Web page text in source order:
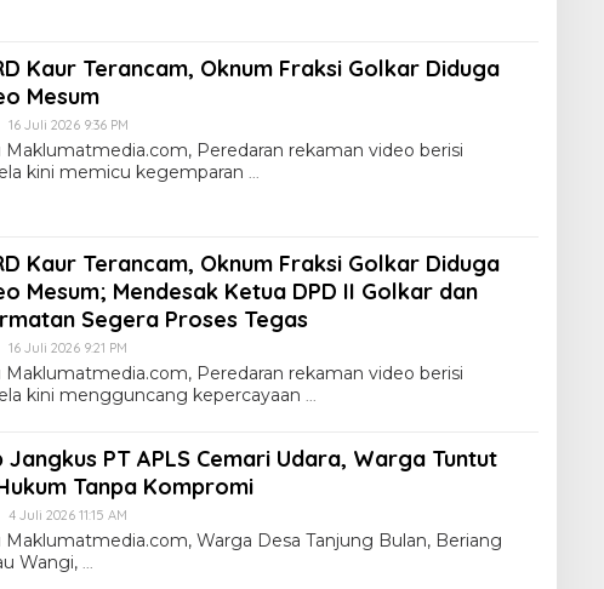
Kaur Terancam, Oknum Fraksi Golkar Diduga
Mesum
16 Juli 2026 9:36 PM
Maklumatmedia.com, Peredaran rekaman video berisi
kini memicu kegemparan
Kaur Terancam, Oknum Fraksi Golkar Diduga
Mesum; Mendesak Ketua DPD II Golkar dan
Segera Proses Tegas
16 Juli 2026 9:21 PM
Maklumatmedia.com, Peredaran rekaman video berisi
kini mengguncang kepercayaan
Jangkus PT APLS Cemari Udara, Warga Tuntut
Tanpa Kompromi
4 Juli 2026 11:15 AM
Maklumatmedia.com, Warga Desa Tanjung Bulan, Beriang
Wangi,